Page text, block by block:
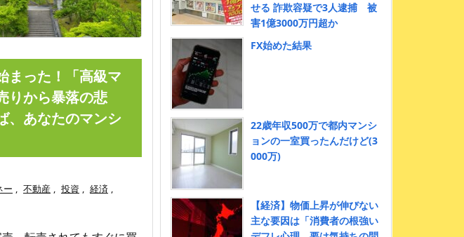
まった！「高級マ
りから暴落の悲
、あなたのマンシ
ー , 不動産 , 投資 , 経済 ,
せる 詐欺容疑で3人逮捕 被
害1億3000万円超か
FX始めた結果
22歳年収500万で都内マンシ
ョンの一室買ったんだけど(3
000万)
【経済】物価上昇が伸びない
主な要因は「消費者の根強い